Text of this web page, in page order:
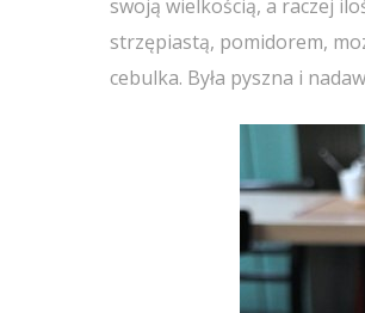
swoją wielkością, a raczej
strzępiastą, pomidorem,
cebulka. Była pyszna i